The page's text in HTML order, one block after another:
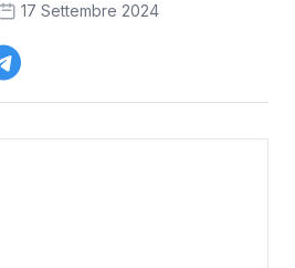
17 Settembre 2024